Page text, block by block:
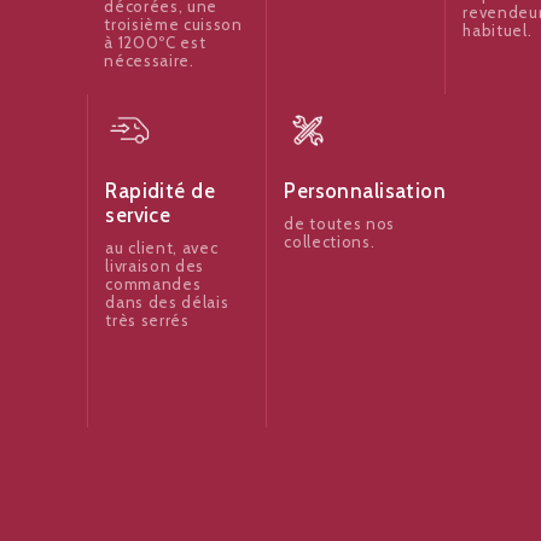
décorées, une
troisième cuisson
à 1200ºC est
nécessaire.
habituel.
Rapidité de
service
au client, avec
livraison des
commandes
dans des délais
très serrés
Personnalisation
de toutes nos
collections.